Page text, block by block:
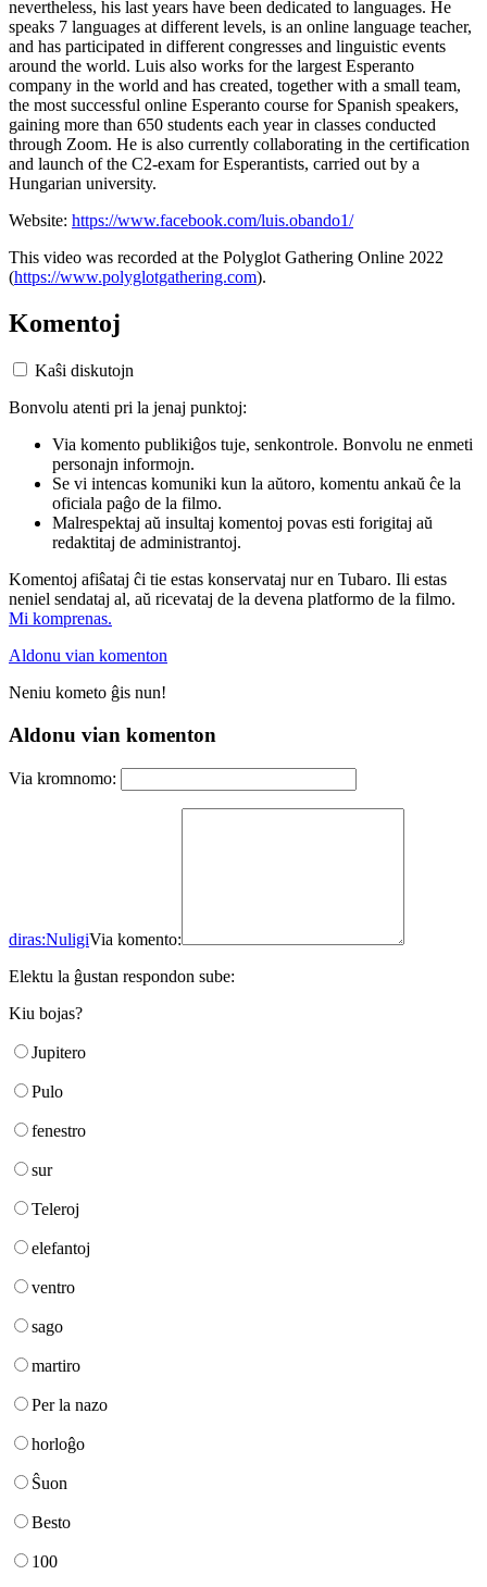
nevertheless, his last years have been dedicated to languages. He
speaks 7 languages at different levels, is an online language teacher,
and has participated in different congresses and linguistic events
around the world. Luis also works for the largest Esperanto
company in the world and has created, together with a small team,
the most successful online Esperanto course for Spanish speakers,
gaining more than 650 students each year in classes conducted
through Zoom. He is also currently collaborating in the certification
and launch of the C2-exam for Esperantists, carried out by a
Hungarian university.
Website: https://www.facebook.com/luis.obando1/
This video was recorded at the Polyglot Gathering Online 2022
(https://www.polyglotgathering.com).
Komentoj
Kaŝi diskutojn
Bonvolu atenti pri la jenaj punktoj:
Via komento publikiĝos tuje, senkontrole. Bonvolu ne enmeti
personajn informojn.
Se vi intencas komuniki kun la aŭtoro, komentu ankaŭ ĉe la
oficiala paĝo de la filmo.
Malrespektaj aŭ insultaj komentoj povas esti forigitaj aŭ
redaktitaj de administrantoj.
Komentoj afiŝataj ĉi tie estas konservataj nur en Tubaro. Ili estas
neniel sendataj al, aŭ ricevataj de la devena platformo de la filmo.
Mi komprenas.
Aldonu vian komenton
Neniu kometo ĝis nun!
Aldonu vian komenton
Via kromnomo:
diras:NuligiVia komento:
Elektu la ĝustan respondon sube:
Kiu bojas?
Jupitero
Pulo
fenestro
sur
Teleroj
elefantoj
ventro
sago
martiro
Per la nazo
horloĝo
Ŝuon
Besto
100